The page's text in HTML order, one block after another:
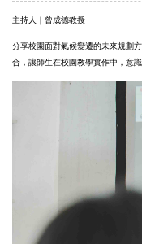
主持人｜曾成德教授
分享校園面對氣候變遷的未來規劃
合，讓師生在校園教學實作中，意